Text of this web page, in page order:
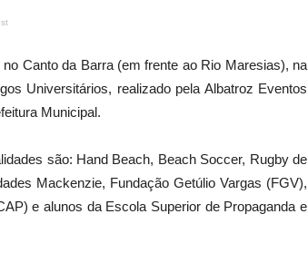
Canto da Barra (em frente ao Rio Maresias), na
Universitários, realizado pela Albatroz Eventos
Municipal.
são: Hand Beach, Beach Soccer, Rugby de
Mackenzie, Fundação Getúlio Vargas (FGV),
e alunos da Escola Superior de Propaganda e